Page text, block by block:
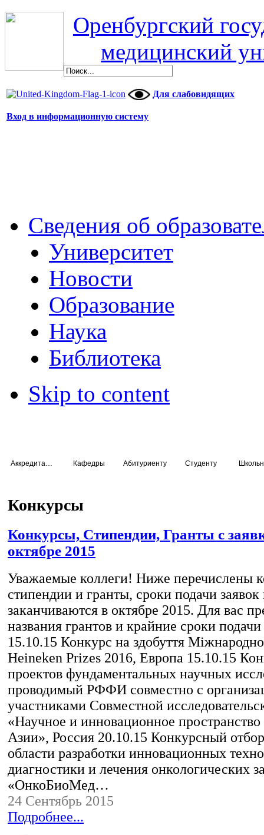
Оренбургский
медицинский
Для слабовидящих
Вход в информационную систему
Сведения об
Университет
Новости
Образование
Наука
Библиотека
Skip to content
Кафедры Абитуриенту Студенту
Конкурсы
Конкурсы, Стипендии, Гранты с
октябре 2015
Уважаемые коллеги! Ниже перечислены
стипендии и гранты, сроки подачи
заканчиваются в октябре 2015. Для вас
названия грантов и крайние сроки подачи
15.10.15 Конкурс на здобуття
Heineken Prizes 2016, Европа 15.10.15
проектов фундаментальных научных
проводимый РФФИ совместно с
участниками Совместной
«Научное и инновационное пространство
Азии», Россия 20.10.15 Конкурсный
области разработки инновационных
диагностики и лечения онкологических
«ОнкоБиоМед…
24 Сентябрь 2015
Подробнее...